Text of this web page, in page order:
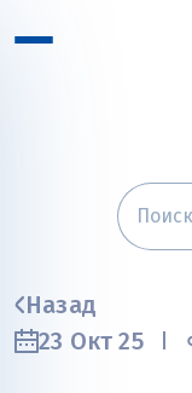
Назад
23 Окт 25